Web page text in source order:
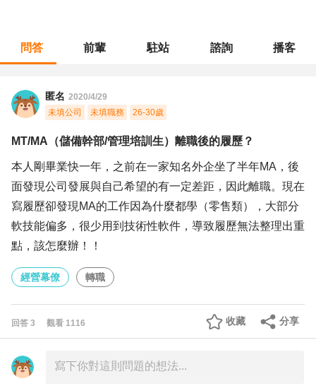
問答 前輩 駐站 諮詢 播客
匿名 2020/4/29
未填公司
未填職務 26-30歲
MT/MA（儲備幹部/管理培訓生）離職後的履歷？
本人剛畢業快一年，之前在一家知名外企坐了半年MA，後
面發現公司發展與自己希望的有一定差距，因此離職。現在
寫履歷卻發現MA的工作因為什麼都學（零售類），大部分
軟技能偏多，很少用到技術性軟件，導致履歷無法整理出重
點，該怎麼辦！！
經營幕僚 轉職
回答 3 觀看 1116 分享
收藏